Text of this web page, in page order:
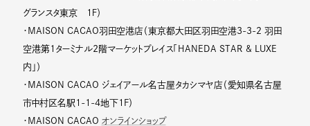
グランスタ東京 1Ｆ）
・MAISON CACAO羽田空港店（東京都大田区羽田空港3-3-2 羽田
空港第1ターミナル2階マーケットプレイス「HANEDA STAR & LUXE
内」）
・MAISON CACAO ジェイアール名古屋タカシマヤ店（愛知県名古屋
市中村区名駅1-1-4地下1F）
・MAISON CACAO オンラインショップ